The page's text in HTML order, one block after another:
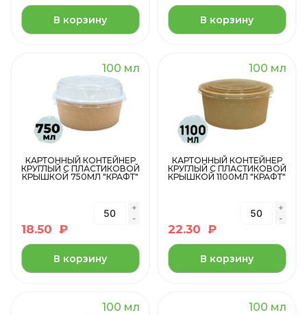
В корзину В корзину
100 мл
КАРТОННЫЙ КОНТЕЙНЕР
КРУГЛЫЙ С ПЛАСТИКОВОЙ
КРЫШКОЙ 750МЛ "КРАФТ"
18.50 ₽
В корзину
100 мл
КАРТОННЫЙ КОНТЕЙНЕР
КРУГЛЫЙ С ПЛАСТИКОВОЙ
КРЫШКОЙ 1100МЛ "КРАФТ"
22.30 ₽
В корзину
100 мл 100 мл